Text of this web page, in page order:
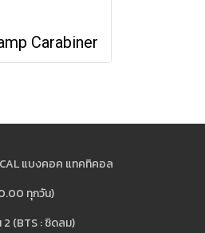
Carabiner
แบงคอค แทคทิคอล
ทุกวัน)
2 (BTS : ชิดลม)